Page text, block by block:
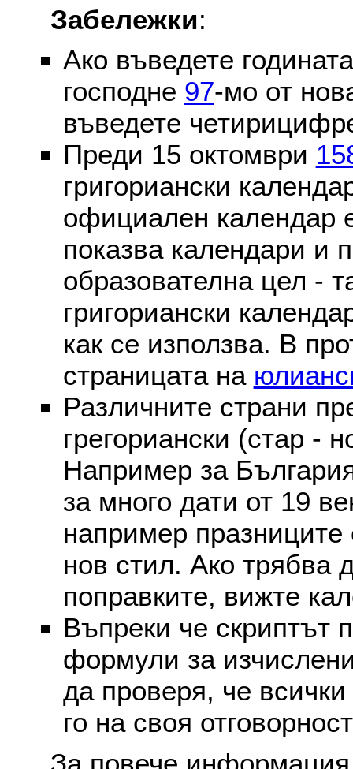
Забележки:
Ако въведете
господне 97-мо от
въведете
Преди 15 октомври
григориански
официален календар
показва календари и
образователна цел -
григориански
как се използва. В
страницата на
Различните страни
грегориански (стар -
Например за
за много дати от 19
например празниците
нов стил. Ако трябва
поправките, вижте
Въпреки че скриптът
формули за
да проверя, че
го на своя